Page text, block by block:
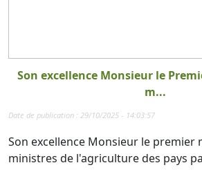
Son excellence Monsieur le
m...
Date de publication : 29/10/2025 - 14:03:57
Son excellence Monsieur le premier
ministres de l'agriculture des pays